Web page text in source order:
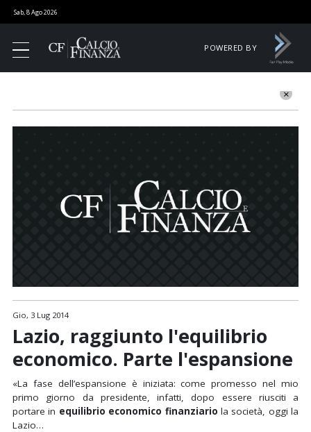
Sab, 8 Ago 2026
POWERED BY
Gio, 3 Lug 2014
Lazio, raggiunto l'equilibrio
economico. Parte l'espansione
«La fase dell’espansione è iniziata: come promesso nel mio
primo giorno da presidente, infatti, dopo essere riusciti a
portare in equilibrio economico finanziario la società, oggi la
Lazio…